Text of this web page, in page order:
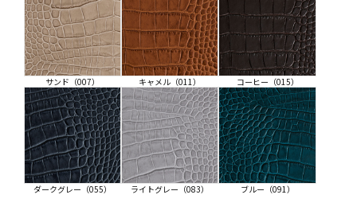
サンド（007） キャメル（011） コーヒー（015）
ダークグレー（055） ライトグレー（083） ブルー（091）